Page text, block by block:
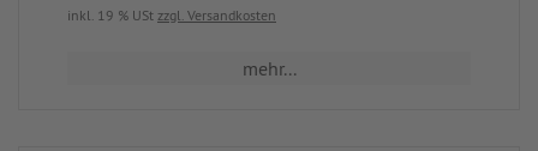
inkl. 19 % USt zzgl. Versandkosten
mehr...